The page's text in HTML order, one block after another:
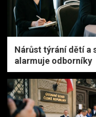
Nárůst týrání dětí a
alarmuje odborníky